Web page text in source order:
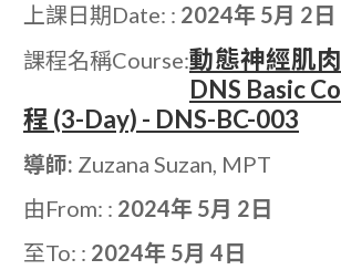
上課日期Date: : 2024年 5月 2日
課程名稱Course:動態神經肌
DNS Basic
程 (3-Day) - DNS-BC-003
導師: Zuzana Suzan, MPT
由From: : 2024年 5月 2日
至To: : 2024年 5月 4日